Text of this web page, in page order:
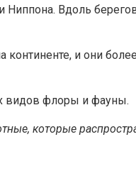
Вдоль
и они
видов флоры и фауны.
которые